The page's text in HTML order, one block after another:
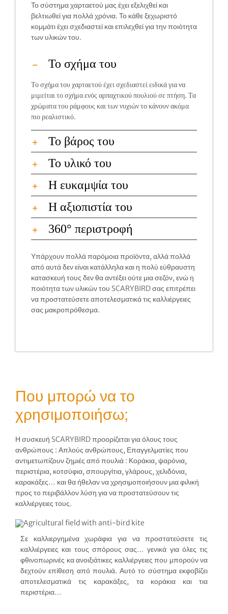
Το σύστημα χαρταετού μας έχει εξελιχθεί και
βελτιωθεί για πολλά χρόνια. Το κάθε ξεχωριστό
κομμάτι έχει σχεδιαστεί και επιλεχθεί για την ποιότητα
των υλικών του.
Το σχήμα του
Το σχήμα του χαρταετού έχει σχεδιαστεί ειδικά για να
μιμείται το σχήμα ενός αρπαχτικού πουλιού σε πτήση. Τα
χρώματα του ράμφους και των νυχιών το κάνουν ακόμα
πιο ρεαλιστικό.
Το βάρος του
Το υλικό του
Η ευκαμψία του
Η αξιοπιστία του
360° περιστροφή
Υπάρχουν πολλά παρόμοια προϊόντα, αλλά πολλά
από αυτά δεν είναι κατάλληλα και η πολύ εύθραυστη
κατασκευή τους δεν θα αντέξει ούτε μια σεζόν, ενώ η
ποιότητα των υλικών του SCARYBIRD σας επιτρέπει
να προστατεύσετε αποτελεσματικά τις καλλιέργειες
σας μακροπρόθεσμα.
Που μπορώ να το
χρησιμοποιήσω;
Η συσκευή SCARYBIRD προορίζεται για όλους τους
ανθρώπους : Απλούς ανθρώπους, Επαγγελματίες που
αντιμετωπίζουν ζημιές από πουλιά : Κοράκια, ψαρόνια,
περιστέρια, κοτσύφια, σπουργίτια, γλάρους, χελιδόνια,
καρακάξες… και θα ήθελαν να χρησιμοποιήσουν μια φιλική
προς το περιβάλλον λύση για να προστατεύσουν τις
καλλιέργειες τους.
Σε καλλιεργημένα χωράφια για να προστατεύσετε τις
καλλιέργειες και τους σπόρους σας… γενικά για όλες τις
φθινοπωρινές κα ανοιξιάτικες καλλιέργειες που μπορούν να
δεχτούν επίθεση από πουλιά. Αυτό το σύστημα εκφοβίζει
αποτελεσματικά τις καρακάξες, τα κοράκια και τια
περιστέρια…